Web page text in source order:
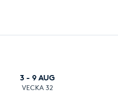
3 - 9 AUG
VECKA 32